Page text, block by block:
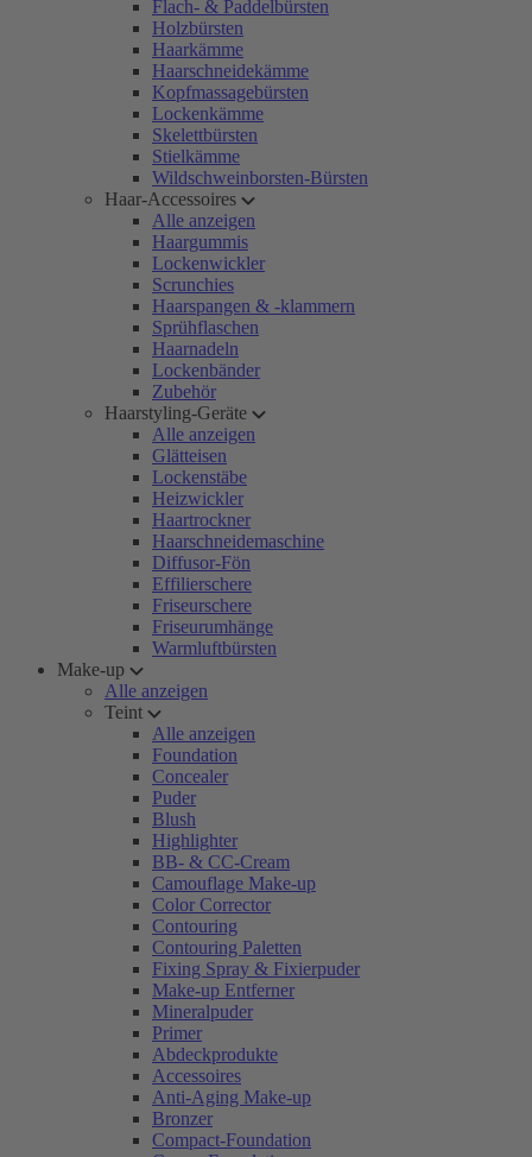
Flach- & Paddelbürsten
Holzbürsten
Haarkämme
Haarschneidekämme
Kopfmassagebürsten
Lockenkämme
Skelettbürsten
Stielkämme
Wildschweinborsten-Bürsten
Haar-Accessoires
Alle anzeigen
Haargummis
Lockenwickler
Scrunchies
Haarspangen & -klammern
Sprühflaschen
Haarnadeln
Lockenbänder
Zubehör
Haarstyling-Geräte
Alle anzeigen
Glätteisen
Lockenstäbe
Heizwickler
Haartrockner
Haarschneidemaschine
Diffusor-Fön
Effilierschere
Friseurschere
Friseurumhänge
Warmluftbürsten
Make-up
Alle anzeigen
Teint
Alle anzeigen
Foundation
Concealer
Puder
Blush
Highlighter
BB- & CC-Cream
Camouflage Make-up
Color Corrector
Contouring
Contouring Paletten
Fixing Spray & Fixierpuder
Make-up Entferner
Mineralpuder
Primer
Abdeckprodukte
Accessoires
Anti-Aging Make-up
Bronzer
Compact-Foundation